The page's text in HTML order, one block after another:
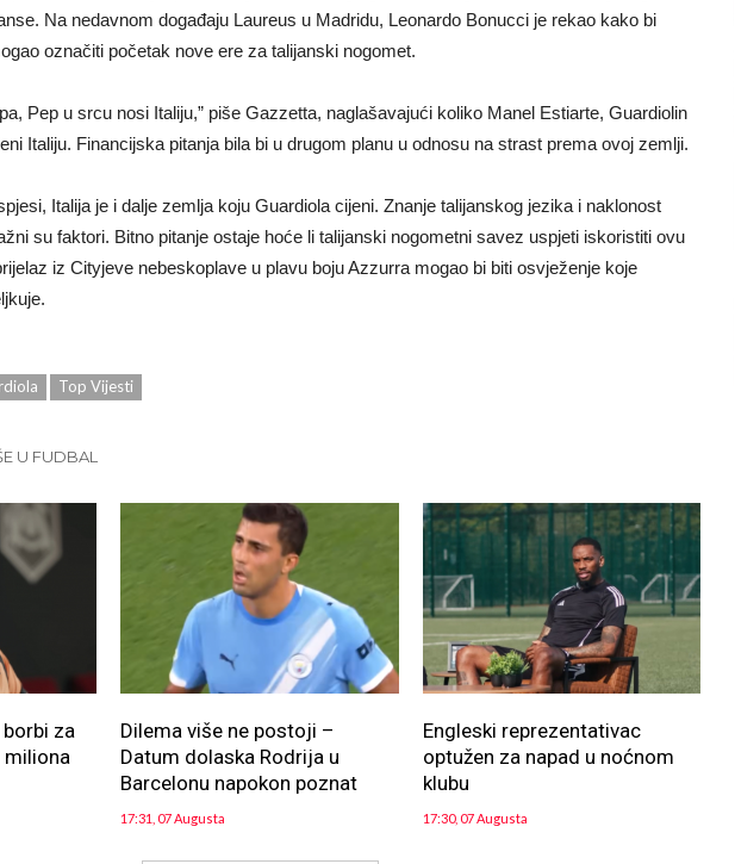
Na nedavnom događaju Laureus u Madridu, Leonardo Bonucci je rekao kako bi
označiti početak nove ere za talijanski nogomet.
Pep u srcu nosi Italiju,” piše Gazzetta, naglašavajući koliko Manel Estiarte, Guardiolin
Italiju. Financijska pitanja bila bi u drugom planu u odnosu na strast prema ovoj zemlji.
Italija je i dalje zemlja koju Guardiola cijeni. Znanje talijanskog jezika i naklonost
su faktori. Bitno pitanje ostaje hoće li talijanski nogometni savez uspjeti iskoristiti ovu
iz Cityjeve nebeskoplave u plavu boju Azzurra mogao bi biti osvježenje koje
Top Vijesti
U FUDBAL
za
miliona
Dilema više ne postoji –
Datum dolaska Rodrija u
Barcelonu napokon poznat
17:31, 07 Augusta
Engleski reprezentativac
optužen za napad u noćnom
klubu
17:30, 07 Augusta